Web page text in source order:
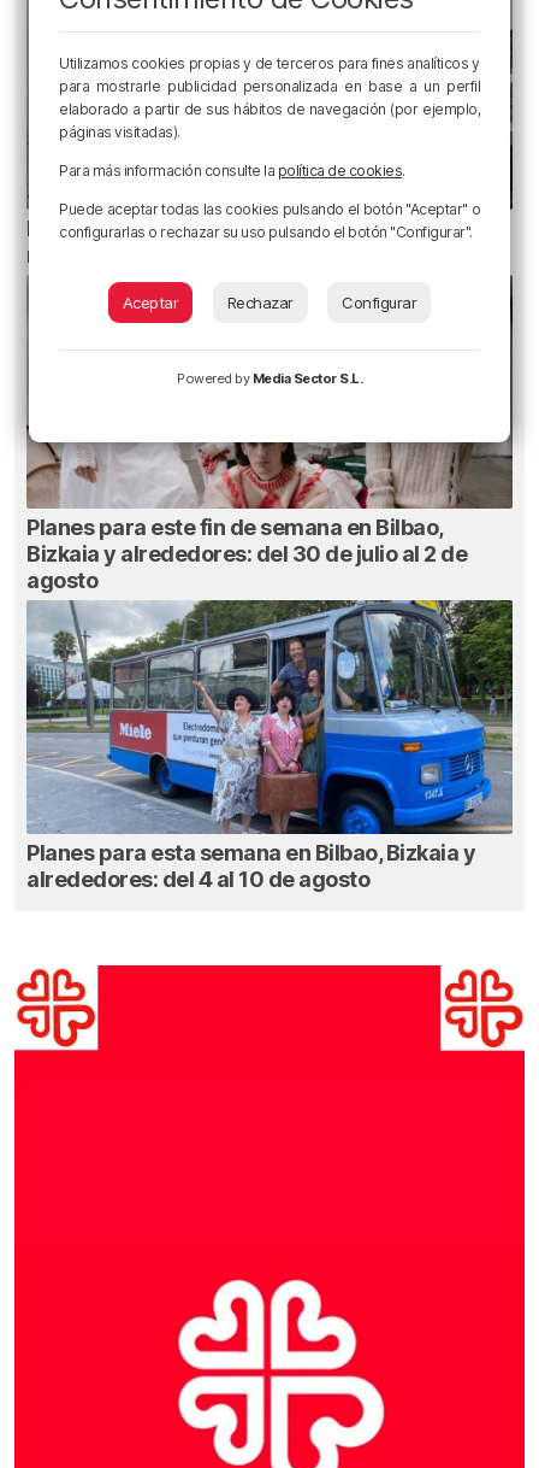
El Gobierno Vasco pide «agotar las vías» para
reunir a los menores de Ceuta con sus familias
Planes para este fin de semana en Bilbao,
Bizkaia y alrededores: del 30 de julio al 2 de
agosto
Planes para esta semana en Bilbao, Bizkaia y
alrededores: del 4 al 10 de agosto
Utilizamos cookies propias y de terceros para fines analíticos y
para mostrarle publicidad personalizada en base a un perfil
elaborado a partir de sus hábitos de navegación (por ejemplo,
páginas visitadas).
Para más información consulte la política de cookies.
Puede aceptar todas las cookies pulsando el botón "Aceptar" o
configurarlas o rechazar su uso pulsando el botón "Configurar".
Aceptar Rechazar Configurar
Powered by Media Sector S.L.